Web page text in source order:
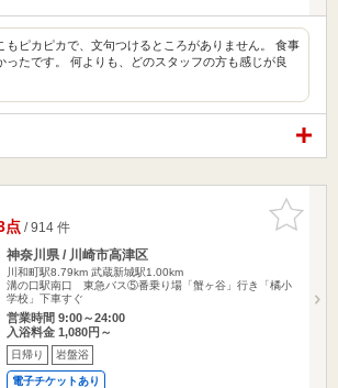
もピカピカで、文句つけるところがありません。 食事
ったです。 何よりも、どのスタッフの方も感じが良
お気に入
りに追加
点/ 914 件
神奈川県 / 川崎市高津区
川和町駅8.79km 武蔵新城駅1.00km
溝の口駅南口 東急バス⑤番乗り場「蟹ヶ谷」行き「橘小
学校」下車すぐ
営業時間 9:00～24:00
入浴料金 1,080円～
日帰り 岩盤浴
電子チケットあり